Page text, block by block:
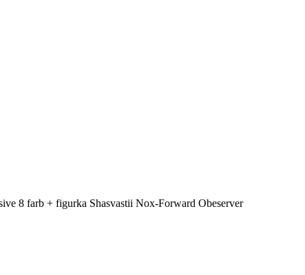
8 farb + figurka Shasvastii Nox-Forward Obeserver